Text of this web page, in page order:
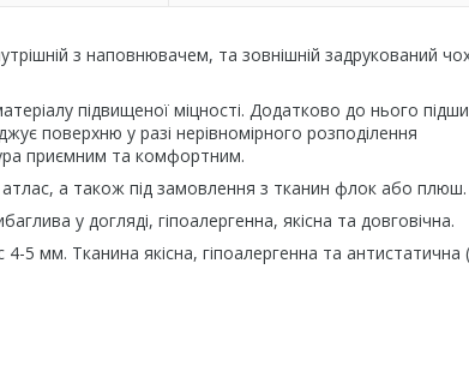
з наповнювачем, та зовнішній задрукований
підвищеної міцності. Додатково до нього
поверхню у разі нерівномірного розподілення
приємним та комфортним.
а також під замовлення з тканин флок або плюш.
у догляді, гіпоалергенна, якісна та довговічна.
5 мм. Тканина якісна, гіпоалергенна та антистатична